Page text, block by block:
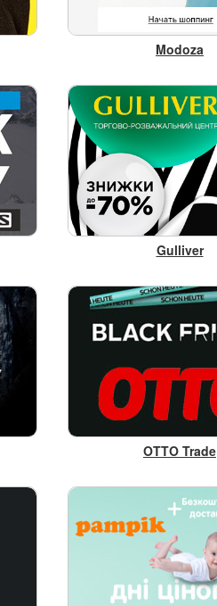
Modoza
Gulliver
OTTO Trade